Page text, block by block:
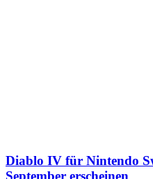
Diablo IV für Nintendo
September erscheinen